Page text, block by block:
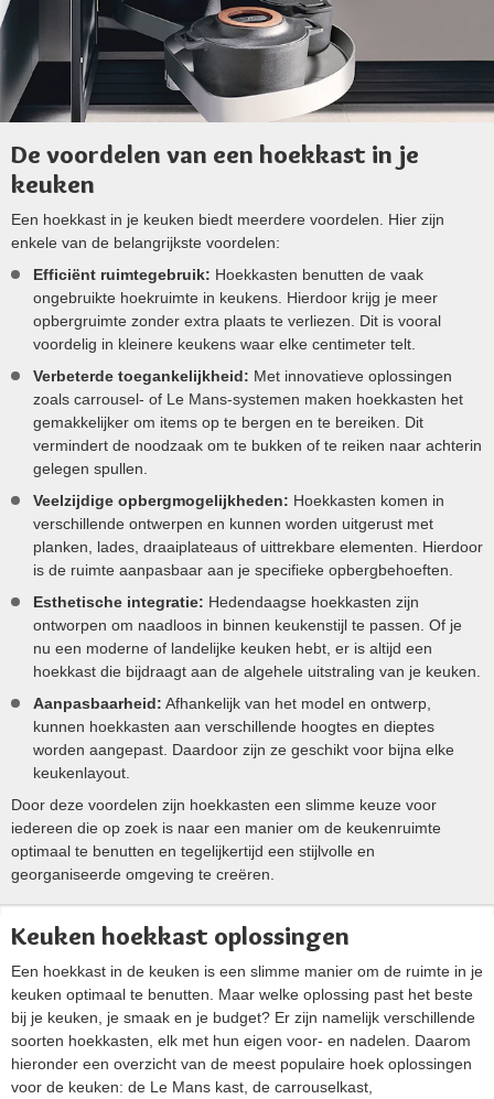
De voordelen van een hoekkast in je
keuken
Een hoekkast in je keuken biedt meerdere voordelen. Hier zijn
enkele van de belangrijkste voordelen:
Efficiënt ruimtegebruik: Hoekkasten benutten de vaak
ongebruikte hoekruimte in keukens. Hierdoor krijg je meer
opbergruimte zonder extra plaats te verliezen. Dit is vooral
voordelig in kleinere keukens waar elke centimeter telt.
Verbeterde toegankelijkheid: Met innovatieve oplossingen
zoals carrousel- of Le Mans-systemen maken hoekkasten het
gemakkelijker om items op te bergen en te bereiken. Dit
vermindert de noodzaak om te bukken of te reiken naar achterin
gelegen spullen.
Veelzijdige opbergmogelijkheden: Hoekkasten komen in
verschillende ontwerpen en kunnen worden uitgerust met
planken, lades, draaiplateaus of uittrekbare elementen. Hierdoor
is de ruimte aanpasbaar aan je specifieke opbergbehoeften.
Esthetische integratie: Hedendaagse hoekkasten zijn
ontworpen om naadloos in binnen keukenstijl te passen. Of je
nu een moderne of landelijke keuken hebt, er is altijd een
hoekkast die bijdraagt aan de algehele uitstraling van je keuken.
Aanpasbaarheid: Afhankelijk van het model en ontwerp,
kunnen hoekkasten aan verschillende hoogtes en dieptes
worden aangepast. Daardoor zijn ze geschikt voor bijna elke
keukenlayout.
Door deze voordelen zijn hoekkasten een slimme keuze voor
iedereen die op zoek is naar een manier om de keukenruimte
optimaal te benutten en tegelijkertijd een stijlvolle en
georganiseerde omgeving te creëren.
Keuken hoekkast oplossingen
Een hoekkast in de keuken is een slimme manier om de ruimte in je
keuken optimaal te benutten. Maar welke oplossing past het beste
bij je keuken, je smaak en je budget? Er zijn namelijk verschillende
soorten hoekkasten, elk met hun eigen voor- en nadelen. Daarom
hieronder een overzicht van de meest populaire hoek oplossingen
voor de keuken: de Le Mans kast, de carrouselkast,